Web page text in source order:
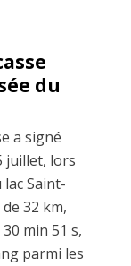
du
a signé
juillet, lors
Saint-
32 km,
min 51 s,
parmi les